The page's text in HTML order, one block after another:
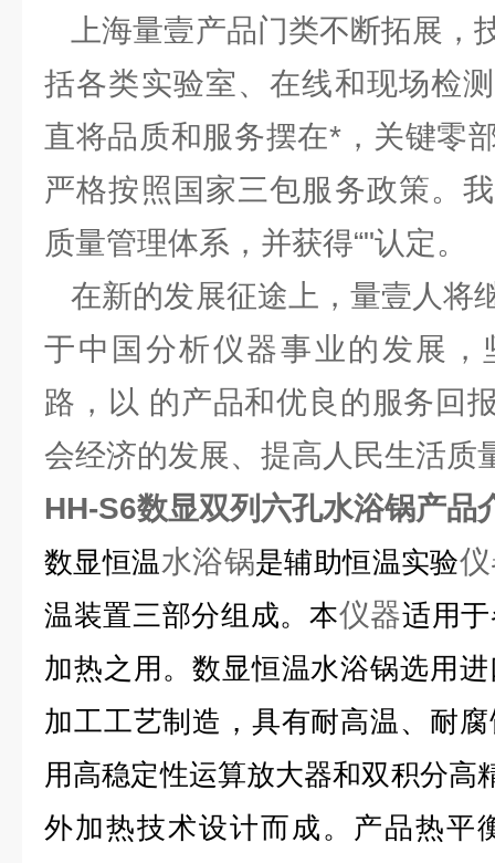
上海量壹产品门类不断拓展，
括各类实验室、在线和现场检
直将品质和服务摆在*，关键零
严格按照国家三包服务政策。
质量管理体系，并获得“"认定。
在新的发展征途上，量壹人将
于中国分析仪器事业的发展，
路，以 的产品和优良的服务回
会经济的发展、提高人民生活质
HH-S6数显双列六孔水浴锅产品
数显恒温水浴锅是辅助恒温实验
温装置三部分组成。本仪器适用
加热之用。数显恒温水浴锅选用
加工工艺制造，具有耐高温、耐
用高稳定性运算放大器和双积分高
外加热技术设计而成。产品热平